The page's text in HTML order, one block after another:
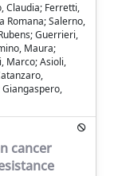
Claudia; Ferretti,
Romana; Salerno,
Guerrieri,
Maura;
Marco; Asioli,
Giangaspero,
cancer